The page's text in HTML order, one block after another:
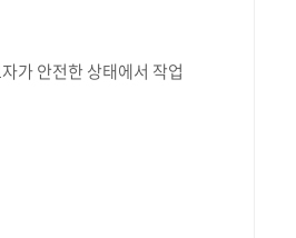
가 안전한 상태에서 작업